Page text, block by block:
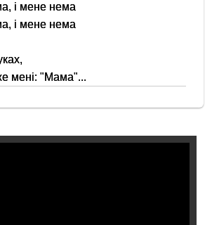
і мене нема
і мене нема
мені: "Мама"...